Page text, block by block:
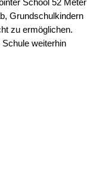
Grundschulkindern
zu ermöglichen.
weiterhin